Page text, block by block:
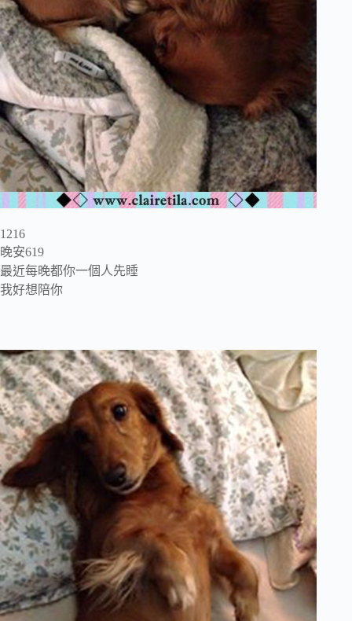
1216
晚安619
最近每晚都你一個人先睡
我好想陪你